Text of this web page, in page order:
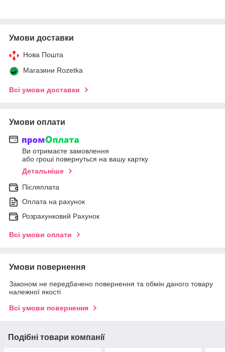
Умови доставки
Нова Пошта
Магазини Rozetka
Всі умови доставки
Умови оплати
Ви отримаєте замовлення
або гроші повернуться на вашу картку
Детальніше
Післяплата
Оплата на рахунок
Розрахунковий Рахунок
Всі умови оплати
Умови повернення
Законом не передбачено повернення та обмін даного товару
належної якості
Всі умови повернення
Подібні товари компанії